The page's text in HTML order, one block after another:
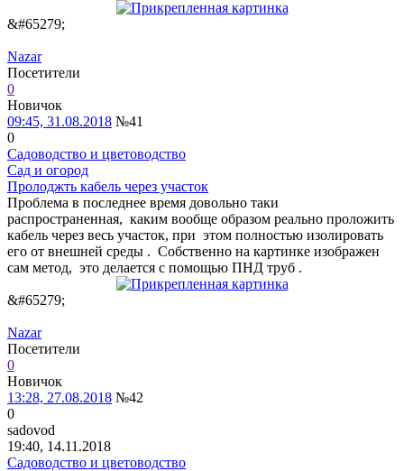
&#65279;
Nazar
Посетители
0
Новичок
09:45, 31.08.2018 №41
0
Садоводство и цветоводство
Сад и огород
Пролоджть кабель через участок
Проблема в последнее время довольно таки
распространенная, каким вообще образом реально проложить
кабель через весь участок, при этом полностью изолировать
его от внешней среды . Собственно на картинке изображен
сам метод, это делается с помощью ПНД труб .
&#65279;
Nazar
Посетители
0
Новичок
13:28, 27.08.2018 №42
0
sadovod
19:40, 14.11.2018
Садоводство и цветоводство